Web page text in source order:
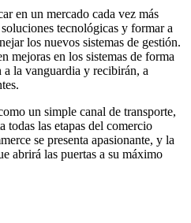
en un mercado cada vez más
tecnológicas y formar a
los nuevos sistemas de gestión.
mejoras en los sistemas de forma
a la vanguardia y recibirán, a
un simple canal de transporte,
todas las etapas del comercio
se presenta apasionante, y la
abrirá las puertas a su máximo